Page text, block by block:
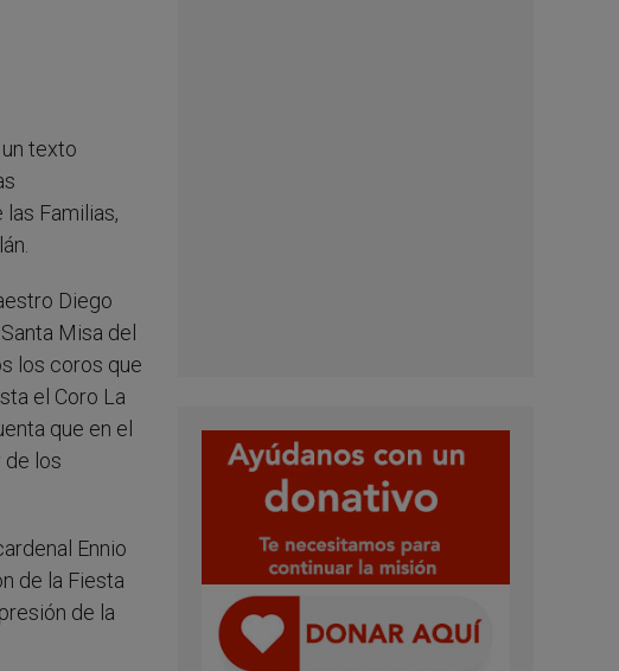
texto
Familias,
Diego
Misa del
los coros que
el Coro La
que en el
de los
Ennio
de la Fiesta
de la